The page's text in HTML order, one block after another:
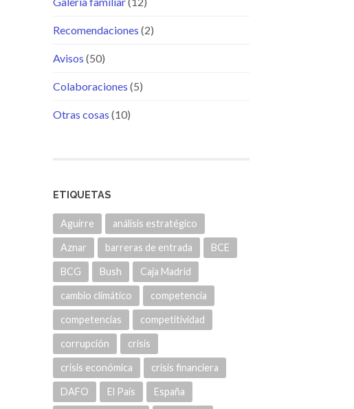
Recomendaciones (2)
Avisos (50)
Colaboraciones (5)
Otras cosas (10)
ETIQUETAS
Aguirre análisis estratégico
Aznar barreras de entrada BCE
BCG Bush Caja Madrid
cambio climático competencia
competencias competitividad
corrupción crisis
crisis económica crisis financiera
DAFO El País España